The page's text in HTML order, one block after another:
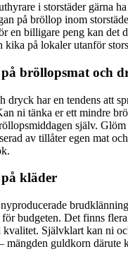
i storstäder gärna
på bröllop inom
en billigare peng kan det
kika på lokaler utanför
bröllopsmat och
dryck har en tendens att
ni tänka er ett mindre
själv. Glöm
av tillåter egen mat
kläder
budgeten. Det finns
Självklart kan ni
mängden guldkorn därute